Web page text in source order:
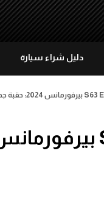
دليل شراء سيارة